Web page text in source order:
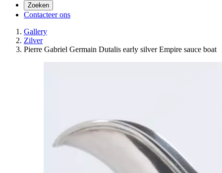
Zoeken
Contacteer ons
Gallery
Zilver
Pierre Gabriel Germain Dutalis early silver Empire sauce boat